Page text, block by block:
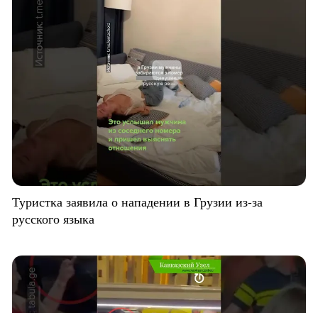
Туристка заявила о нападении в Грузии из-за
русского языка